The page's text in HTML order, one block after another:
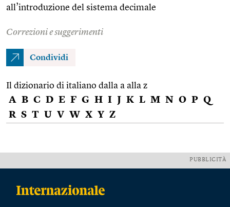
all’introduzione del sistema decimale
Correzioni e suggerimenti
Condividi
Il dizionario di italiano dalla a alla z
A B C D E F G H I J K L M N O P Q
R S T U V W X Y Z
PUBBLICITÀ